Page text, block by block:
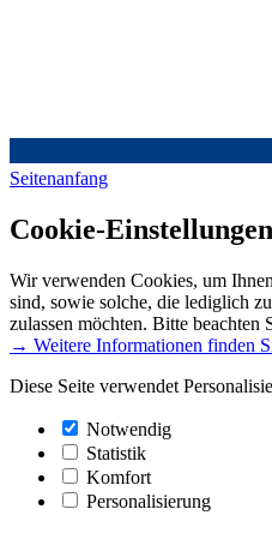
Seitenanfang
Cookie-Einstellungen
Wir verwenden Cookies, um
sind, sowie solche, die lediglich
zulassen möchten. Bitte
→ Weitere Informationen finden
Diese Seite verwendet
Notwendig
Statistik
Komfort
Personalisierung